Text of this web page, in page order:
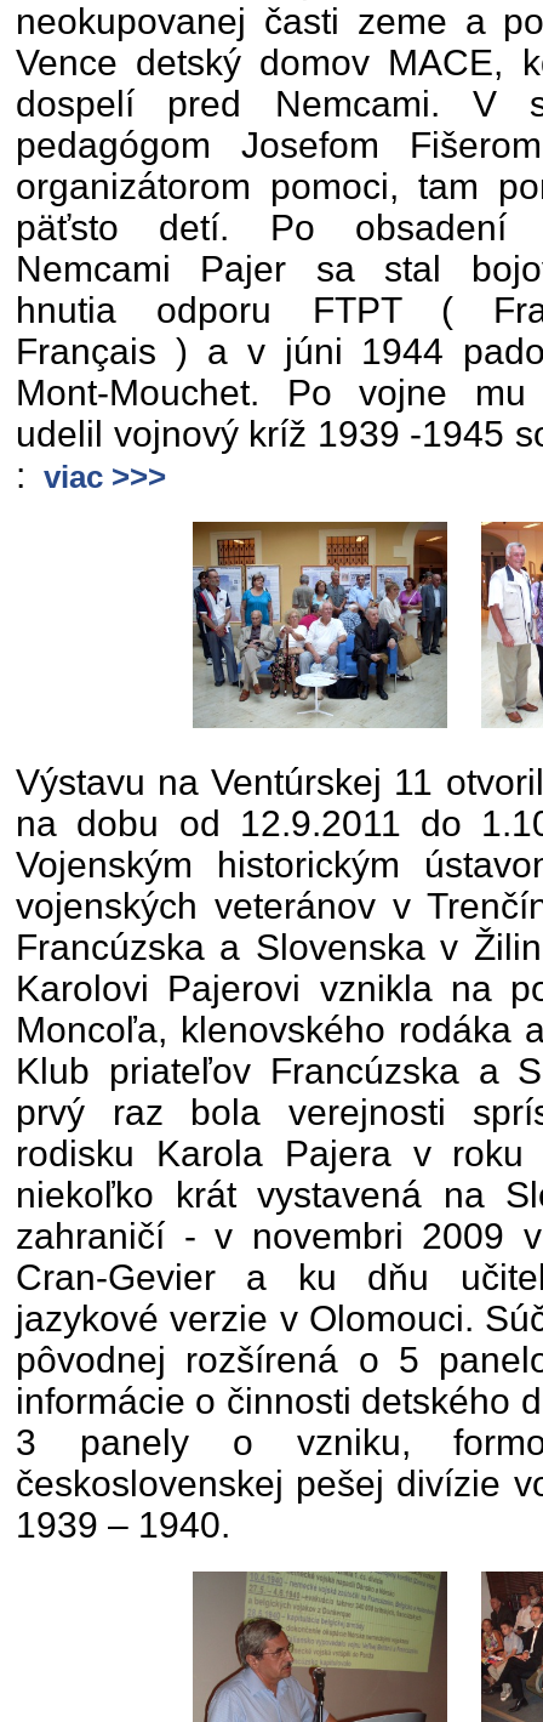
neokupovanej časti zeme a
Vence detský domov MACE,
dospelí pred Nemcami. V
pedagógom Josefom
organizátorom pomoci, tam
päťsto detí. Po obsadení
Nemcami Pajer sa stal
hnutia odporu FTPT (
Français ) a v júni 1944
Mont-Mouchet. Po vojne mu
udelil vojnový kríž 1939 -1945
:
viac >>>
Výstavu na Ventúrskej 11
na dobu od 12.9.2011 do
Vojenským historickým
vojenských veteránov v
Francúzska a Slovenska v
Karolovi Pajerovi vznikla na
Moncoľa, klenovského rodáka
Klub priateľov Francúzska a
prvý raz bola verejnosti
rodisku Karola Pajera v roku
niekoľko krát vystavená na
zahraničí - v novembri 2009
Cran-Gevier a ku dňu
jazykové verzie v Olomouci.
pôvodnej rozšírená o 5
informácie o činnosti detského
3 panely o vzniku,
československej pešej divízie
1939 – 1940.